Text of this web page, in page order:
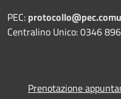
PEC:
Centralino Unico: 0346
Prenotazione